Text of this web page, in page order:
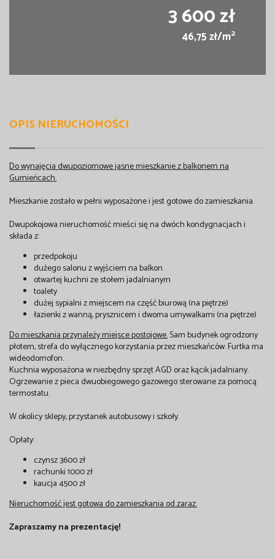
3 600 zł
46,75 zł/m2
OPIS NIERUCHOMOŚCI
Do wynajęcia dwupoziomowe jasne mieszkanie z balkonem na
Gumieńcach.
Mieszkanie zostało w pełni wyposażone i jest gotowe do zamieszkania.
Dwupokojowa nieruchomość mieści się na dwóch kondygnacjach i
składa z:
przedpokoju
dużego salonu z wyjściem na balkon
otwartej kuchni ze stołem jadalnianym
toalety
dużej sypialni z miejscem na część biurową (na piętrze)
łazienki z wanną, prysznicem i dwoma umywalkami (na piętrze)
Do mieszkania przynależy miejsce postojowe.Sam budynek ogrodzony
płotem, strefa do wyłącznego korzystania przez mieszkańców. Furtka ma
wideodomofon.
Kuchnia wyposażona w niezbędny sprzęt AGD oraz kącik jadalniany.
Ogrzewanie z pieca dwuobiegowego gazowego sterowane za pomocą
termostatu.
W okolicy sklepy, przystanek autobusowy i szkoły.
Opłaty:
czynsz 3600 zł
rachunki 1000 zł
kaucja 4500 zł
Nieruchomość jest gotowa do zamieszkania od zaraz.
Zapraszamy na prezentację!